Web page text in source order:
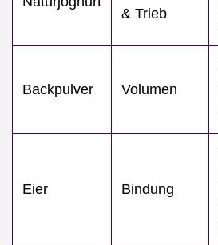
& Trieb
Backpulver Volumen
Eier Bindung